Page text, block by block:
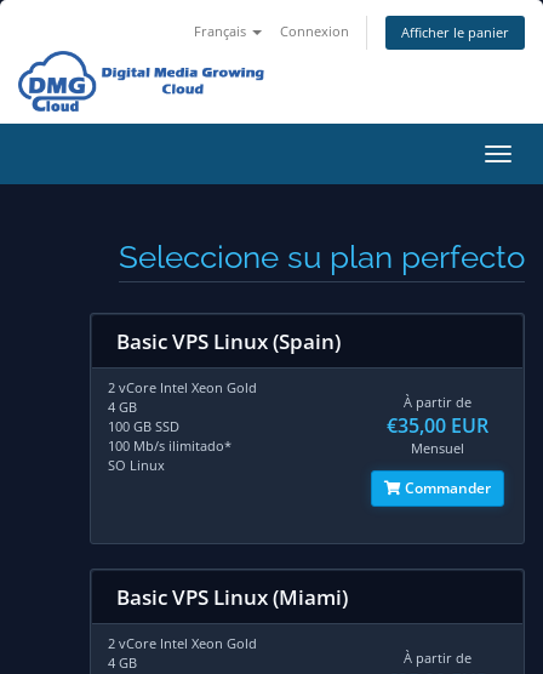
Français Connexion Afficher le panier
la
Seleccione su plan perfecto
Basic VPS Linux (Spain)
2 vCore Intel Xeon Gold
4 GB
100 GB SSD
100 Mb/s ilimitado*
SO Linux
À partir de
€35,00 EUR
Mensuel
Commander
Basic VPS Linux (Miami)
2 vCore Intel Xeon Gold
4 GB
À partir de